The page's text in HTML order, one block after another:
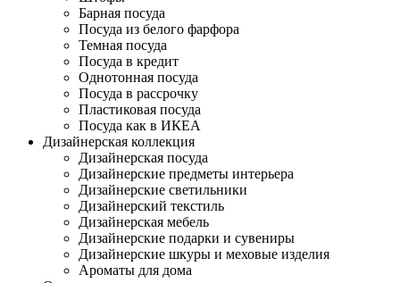
Барная посуда
Посуда из белого фарфора
Темная посуда
Посуда в кредит
Однотонная посуда
Посуда в рассрочку
Пластиковая посуда
Посуда как в ИКЕА
Дизайнерская коллекция
Дизайнерская посуда
Дизайнерские предметы интерьера
Дизайнерские светильники
Дизайнерский текстиль
Дизайнерская мебель
Дизайнерские подарки и сувениры
Дизайнерские шкуры и меховые изделия
Ароматы для дома